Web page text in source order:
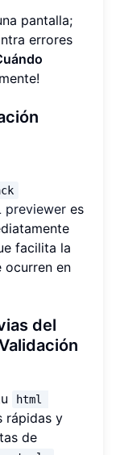
pantalla;
errores
previewer es
facilita la
ocurren en
del
html
rápidas y
de